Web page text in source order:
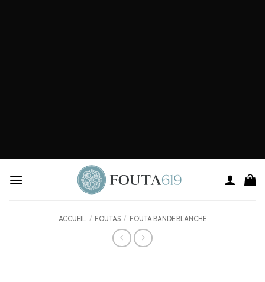
ACCUEIL / FOUTAS / FOUTA BANDE BLANCHE